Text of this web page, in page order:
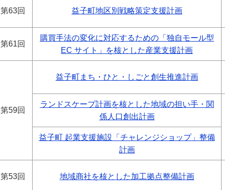
第63回 益子町地区別戦略策定支援計画
第61回
購買手法の変化に対応するための「独自モール型
EC サイト」を核とした産業支援計画
第59回
益子町まち・ひと・しごと創生推進計画
ランドスケープ計画を核とした地域の担い手・関
係人口創出計画
益子町 起業支援施設「チャレンジショップ」整備
計画
第53回 地域商社を核とした加工拠点整備計画